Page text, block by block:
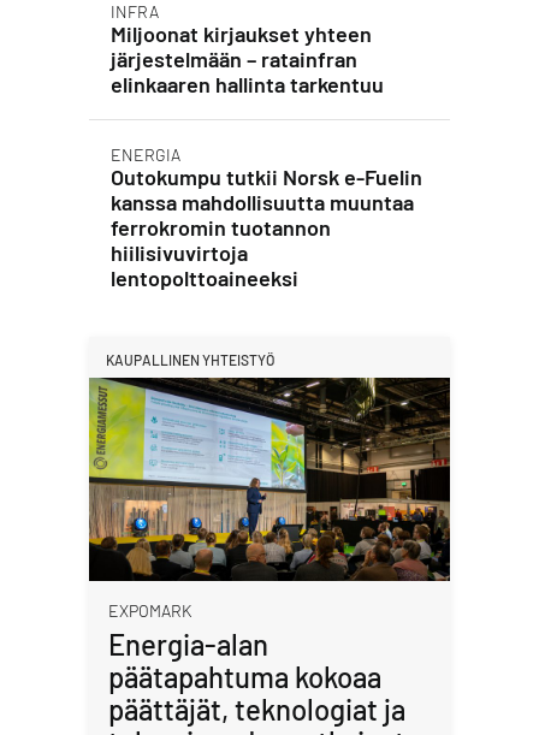
INFRA
Miljoonat kirjaukset yhteen
järjestelmään – ratainfran
elinkaaren hallinta tarkentuu
ENERGIA
Outokumpu tutkii Norsk e-Fuelin
kanssa mahdollisuutta muuntaa
ferrokromin tuotannon
hiilisivuvirtoja
lentopolttoaineeksi
KAUPALLINEN YHTEISTYÖ
EXPOMARK
Energia-alan
päätapahtuma kokoaa
päättäjät, teknologiat ja